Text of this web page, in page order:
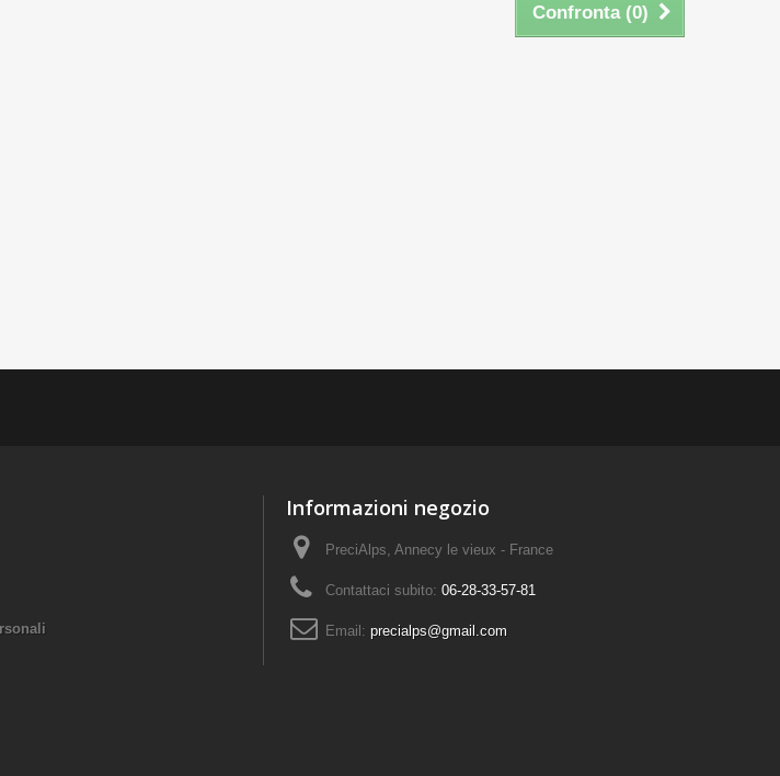
Confronta (0)
Informazioni negozio
PreciAlps, Annecy le vieux - France
Contattaci subito: 06-28-33-57-81
Email: precialps@gmail.com